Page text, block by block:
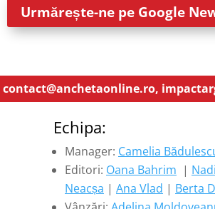
Urmărește-ne pe Google
contact@anchetaonline.ro,
Echipa:
Manager: Camelia
Editori: Oana Bahrim |
Neacșa | Ana Vlad | Berta